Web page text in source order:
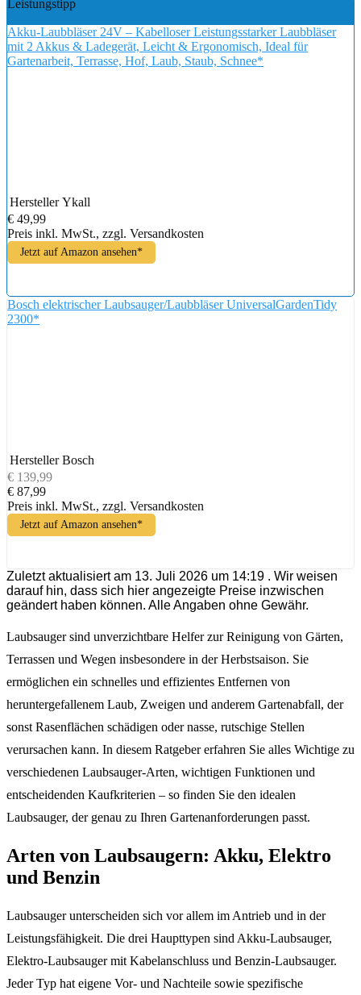
Leistungstipp
Akku-Laubbläser 24V – Kabelloser Leistungsstarker Laubbläser
mit 2 Akkus & Ladegerät, Leicht & Ergonomisch, Ideal für
Gartenarbeit, Terrasse, Hof, Laub, Staub, Schnee*
Hersteller Ykall
€ 49,99
Preis inkl. MwSt., zzgl. Versandkosten
Jetzt auf Amazon ansehen*
Bosch elektrischer Laubsauger/Laubbläser UniversalGardenTidy
2300*
Hersteller Bosch
€ 139,99
€ 87,99
Preis inkl. MwSt., zzgl. Versandkosten
Jetzt auf Amazon ansehen*
Zuletzt aktualisiert am 13. Juli 2026 um 14:19 . Wir weisen
darauf hin, dass sich hier angezeigte Preise inzwischen
geändert haben können. Alle Angaben ohne Gewähr.
Laubsauger sind unverzichtbare Helfer zur Reinigung von Gärten,
Terrassen und Wegen insbesondere in der Herbstsaison. Sie
ermöglichen ein schnelles und effizientes Entfernen von
heruntergefallenem Laub, Zweigen und anderem Gartenabfall, der
sonst Rasenflächen schädigen oder nasse, rutschige Stellen
verursachen kann. In diesem Ratgeber erfahren Sie alles Wichtige zu
verschiedenen Laubsauger-Arten, wichtigen Funktionen und
entscheidenden Kaufkriterien – so finden Sie den idealen
Laubsauger, der genau zu Ihren Gartenanforderungen passt.
Arten von Laubsaugern: Akku, Elektro
und Benzin
Laubsauger unterscheiden sich vor allem im Antrieb und in der
Leistungsfähigkeit. Die drei Haupttypen sind Akku-Laubsauger,
Elektro-Laubsauger mit Kabelanschluss und Benzin-Laubsauger.
Jeder Typ hat eigene Vor- und Nachteile sowie spezifische